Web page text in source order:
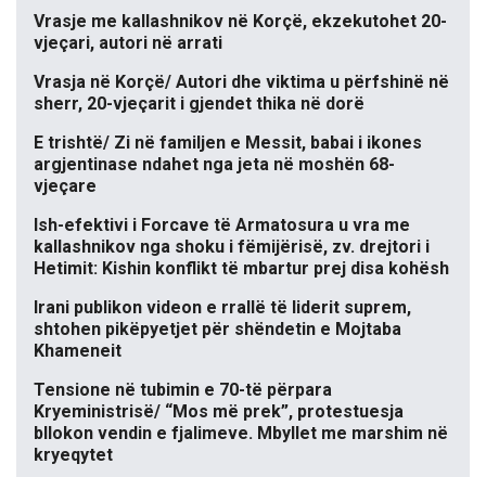
Vrasje me kallashnikov në Korçë, ekzekutohet 20-
vjeçari, autori në arrati
Vrasja në Korçë/ Autori dhe viktima u përfshinë në
sherr, 20-vjeçarit i gjendet thika në dorë
E trishtë/ Zi në familjen e Messit, babai i ikones
argjentinase ndahet nga jeta në moshën 68-
vjeçare
Ish-efektivi i Forcave të Armatosura u vra me
kallashnikov nga shoku i fëmijërisë, zv. drejtori i
Hetimit: Kishin konflikt të mbartur prej disa kohësh
Irani publikon videon e rrallë të liderit suprem,
shtohen pikëpyetjet për shëndetin e Mojtaba
Khameneit
Tensione në tubimin e 70-të përpara
Kryeministrisë/ “Mos më prek”, protestuesja
bllokon vendin e fjalimeve. Mbyllet me marshim në
kryeqytet